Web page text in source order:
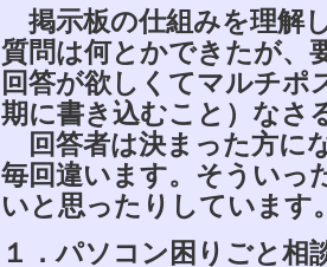
掲示板の仕組みを理解
質問は何とかできたが、
回答が欲しくてマルチポ
期に書き込むこと）なさ
回答者は決まった方に
毎回違います。そういっ
いと思ったりしています
１．パソコン困りごと相